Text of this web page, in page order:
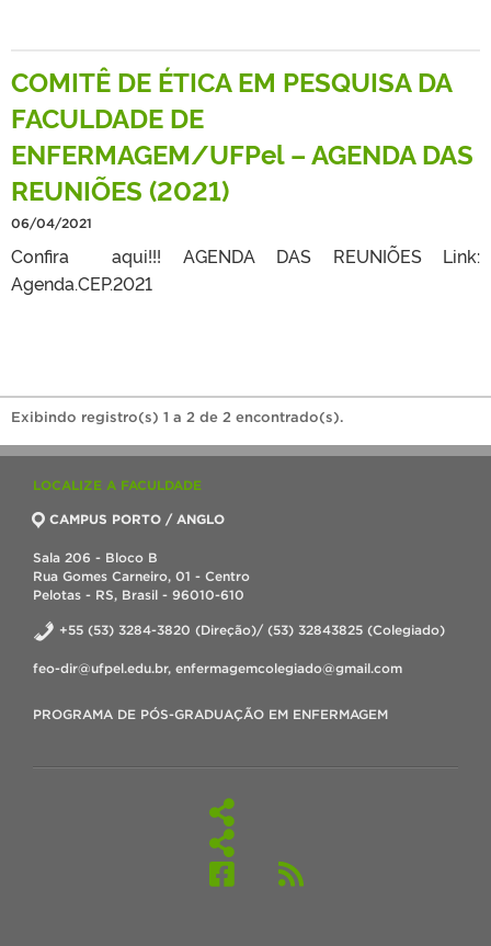
COMITÊ DE ÉTICA EM PESQUISA DA
FACULDADE DE
ENFERMAGEM/UFPel – AGENDA DAS
REUNIÕES (2021)
06/04/2021
Confira aqui!!! AGENDA DAS REUNIÕES Link:
Agenda.CEP.2021
Exibindo registro(s) 1 a 2 de 2 encontrado(s).
LOCALIZE A FACULDADE
CAMPUS PORTO / ANGLO
Sala 206 - Bloco B
Rua Gomes Carneiro, 01 - Centro
Pelotas - RS, Brasil - 96010-610
+55 (53) 3284-3820 (Direção)/ (53) 32843825 (Colegiado)
feo-dir@ufpel.edu.br, enfermagemcolegiado@gmail.com
PROGRAMA DE PÓS-GRADUAÇÃO EM ENFERMAGEM